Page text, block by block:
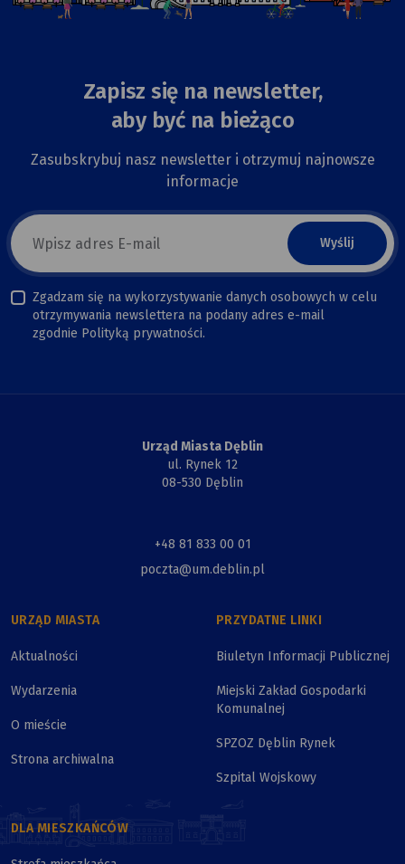
Zapisz się na newsletter,
aby być na bieżąco
Zasubskrybuj nasz newsletter i otrzymuj najnowsze
informacje
E-
mail
newsletter
Zgadzam się na wykorzystywanie danych osobowych w celu
otrzymywania newslettera na podany adres e-mail
zgodnie Polityką prywatności.
Urząd Miasta Dęblin
ul. Rynek 12
08-530 Dęblin
+48 81 833 00 01
poczta@um.deblin.pl
URZĄD MIASTA
Aktualności
Wydarzenia
O mieście
Strona archiwalna
PRZYDATNE LINKI
Biuletyn Informacji Publicznej
Miejski Zakład Gospodarki
Komunalnej
SPZOZ Dęblin Rynek
Szpital Wojskowy
DLA MIESZKAŃCÓW